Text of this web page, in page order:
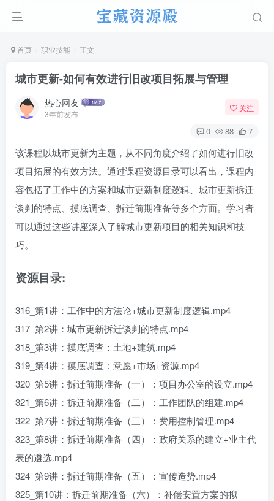
首页 职业技能 正文
城市更新-如何有效进行旧改项目拓展与管理
热心网友
3年前发布
关注
0 88 7
该课程以城市更新为主题，从不同角度介绍了如何进行旧改
项目拓展的有效方法。通过课程资源目录可以看出，课程内
容包括了工作中的方案和城市更新制度逻辑、城市更新拆迁
谈判的特点、摸底调查、拆迁前期准备等多个方面。学习者
可以通过这些讲座深入了解城市更新项目的相关知识和技
巧。
资源目录:
316_第1讲：工作中的方法论+城市更新制度逻辑.mp4
317_第2讲：城市更新拆迁谈判的特点.mp4
318_第3讲：摸底调查：土地+建筑.mp4
319_第4讲：摸底调查：意愿+市场+资源.mp4
320_第5讲：拆迁前期准备（一）：项目办公室的设立.mp4
321_第6讲：拆迁前期准备（二）：工作团队的组建.mp4
322_第7讲：拆迁前期准备（三）：费用控制管理.mp4
323_第8讲：拆迁前期准备（四）：政府关系的建立+业主代
表的遴选.mp4
324_第9讲：拆迁前期准备（五）：宣传造势.mp4
325_第10讲：拆迁前期准备（六）：补偿安置方案的拟